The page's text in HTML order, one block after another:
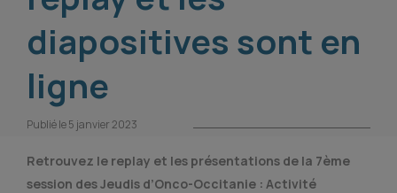
diapositives sont en
ligne
Publié le 5 janvier 2023
Retrouvez le replay et les présentations de la 7ème
session des Jeudis d’Onco-Occitanie : Activité